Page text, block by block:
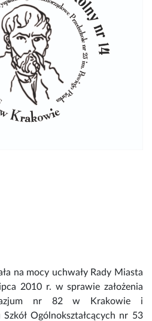
na mocy uchwały Rady Miasta
2010 r. w sprawie założenia
nr 82 w Krakowie i
Ogólnokształcących nr 53